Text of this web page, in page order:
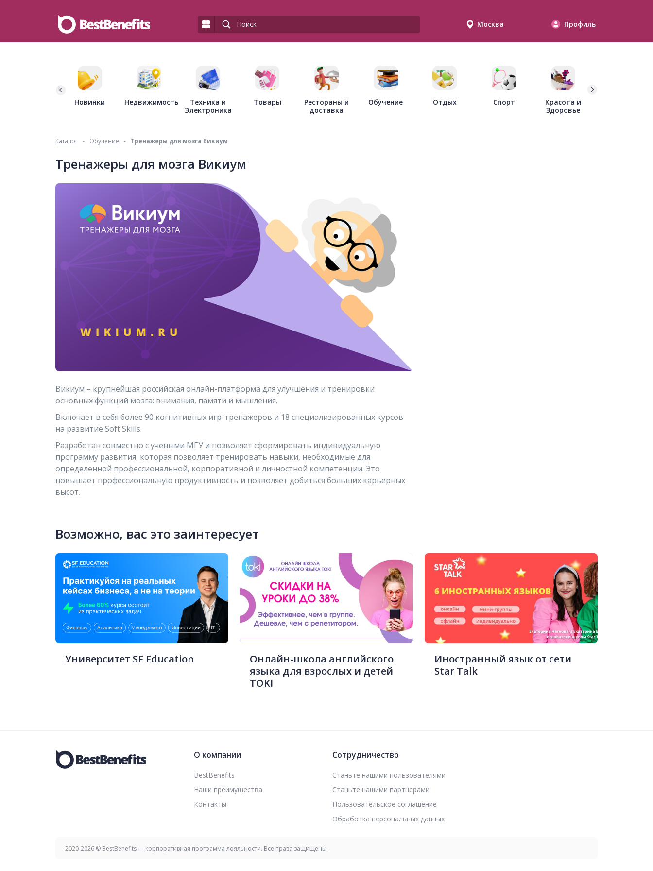
Москва Профиль
Новинки Недвижимость
Техника и
Электроника
Товары
Рестораны и
доставка
Обучение Отдых Спорт
Красота и
Здоровье
Каталог - Обучение - Тренажеры для мозга Викиум
Тренажеры для мозга Викиум
Викиум – крупнейшая российская онлайн-платформа для улучшения и тренировки
основных функций мозга: внимания, памяти и мышления.
Включает в себя более 90 когнитивных игр-тренажеров и 18 специализированных курсов
на развитие Soft Skills.
Разработан совместно с учеными МГУ и позволяет сформировать индивидуальную
программу развития, которая позволяет тренировать навыки, необходимые для
определенной профессиональной, корпоративной и личностной компетенции. Это
повышает профессиональную продуктивность и позволяет добиться больших карьерных
высот.
Возможно, вас это заинтересует
Университет SF Education
Онлайн-школа английского
языка для взрослых и детей
TOKI
Иностранный язык от сети
Star Talk
О компании
BestBenefits
Наши преимущества
Контакты
Сотрудничество
Станьте нашими пользователями
Станьте нашими партнерами
Пользовательское соглашение
Обработка персональных данных
2020-2026 © BestBenefits — корпоративная программа лояльности. Все права защищены.